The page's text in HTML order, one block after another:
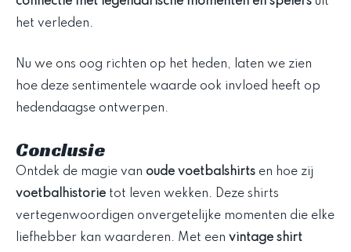
het verleden.
Nu we ons oog richten op het heden, laten we zien
hoe deze sentimentele waarde ook invloed heeft op
hedendaagse ontwerpen.
Conclusie
Ontdek de magie van oude voetbalshirts en hoe zij
voetbalhistorie tot leven wekken. Deze shirts
vertegenwoordigen onvergetelijke momenten die elke
liefhebber kan waarderen. Met een vintage shirt